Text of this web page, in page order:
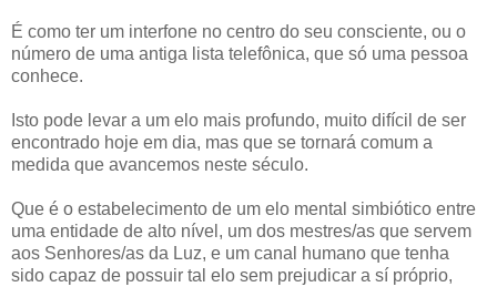
É como ter um interfone no centro do seu consciente, ou o
número de uma antiga lista telefônica, que só uma pessoa
conhece.
Isto pode levar a um elo mais profundo, muito difícil de ser
encontrado hoje em dia, mas que se tornará comum a
medida que avancemos neste século.
Que é o estabelecimento de um elo mental simbiótico entre
uma entidade de alto nível, um dos mestres/as que servem
aos Senhores/as da Luz, e um canal humano que tenha
sido capaz de possuir tal elo sem prejudicar a sí próprio,